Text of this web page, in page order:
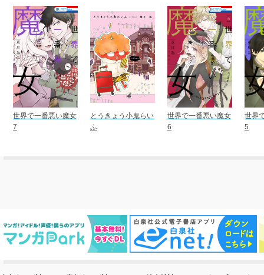
世界で一番悪い魔女
7
とうきょう小鬼らい
ふ
世界で一番悪い魔女
6
世界
5